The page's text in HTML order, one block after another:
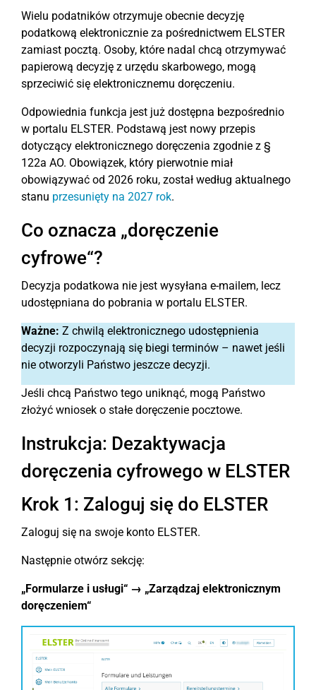
Wielu podatników otrzymuje obecnie decyzję
podatkową elektronicznie za pośrednictwem ELSTER
zamiast pocztą. Osoby, które nadal chcą otrzymywać
papierową decyzję z urzędu skarbowego, mogą
sprzeciwić się elektronicznemu doręczeniu.
Odpowiednia funkcja jest już dostępna bezpośrednio
w portalu ELSTER. Podstawą jest nowy przepis
dotyczący elektronicznego doręczenia zgodnie z §
122a AO. Obowiązek, który pierwotnie miał
obowiązywać od 2026 roku, został według aktualnego
stanu przesunięty na 2027 rok.
Co oznacza „doręczenie
cyfrowe“?
Decyzja podatkowa nie jest wysyłana e-mailem, lecz
udostępniana do pobrania w portalu ELSTER.
Ważne: Z chwilą elektronicznego udostępnienia
decyzji rozpoczynają się biegi terminów – nawet jeśli
nie otworzyli Państwo jeszcze decyzji.
Jeśli chcą Państwo tego uniknąć, mogą Państwo
złożyć wniosek o stałe doręczenie pocztowe.
Instrukcja: Dezaktywacja
doręczenia cyfrowego w ELSTER
Krok 1: Zaloguj się do ELSTER
Zaloguj się na swoje konto ELSTER.
Następnie otwórz sekcję:
„Formularze i usługi“ → „Zarządzaj elektronicznym
doręczeniem“